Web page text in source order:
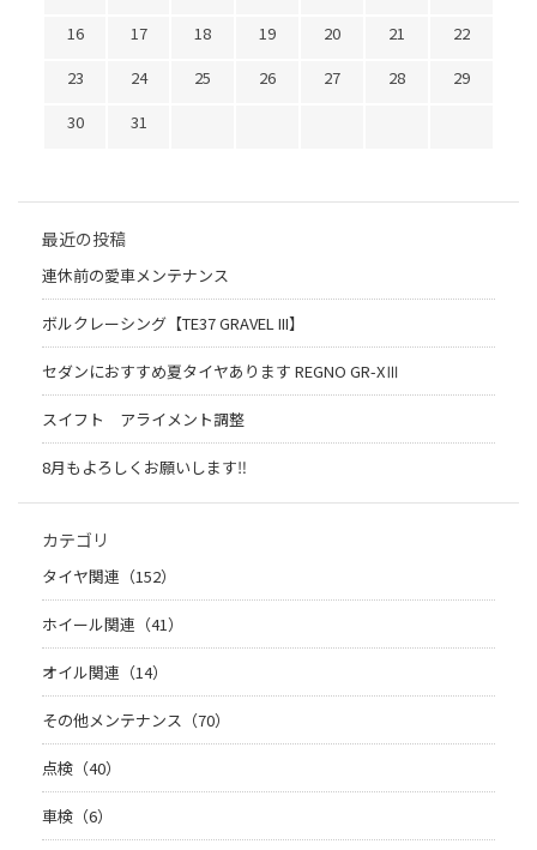
16 17 18 19 20 21
22
23
24 25 26 27 28
29
30
31
最近の投稿
連休前の愛車メンテナンス
ボルクレーシング【TE37 GRAVEL III】
セダンにおすすめ夏タイヤあります REGNO GR-XⅢ
スイフト アライメント調整
8月もよろしくお願いします‼︎
カテゴリ
タイヤ関連（152）
ホイール関連（41）
オイル関連（14）
その他メンテナンス（70）
点検（40）
車検（6）